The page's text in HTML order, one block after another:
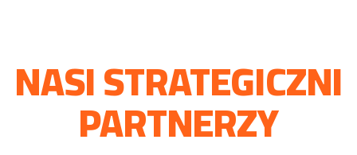
NASI STRATEGICZNI
PARTNERZY